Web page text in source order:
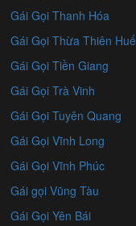
Gái Gọi Thanh Hóa
Gái Gọi Thừa Thiên Huế
Gái Gọi Tiền Giang
Gái Gọi Trà Vinh
Gái Gọi Tuyên Quang
Gái Gọi Vĩnh Long
Gái Gọi Vĩnh Phúc
Gái gọi Vũng Tàu
Gái Gọi Yên Bái